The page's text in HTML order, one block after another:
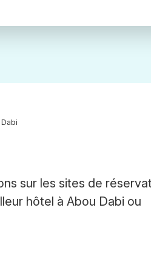
sur les sites de
hôtel à Abou Dabi ou